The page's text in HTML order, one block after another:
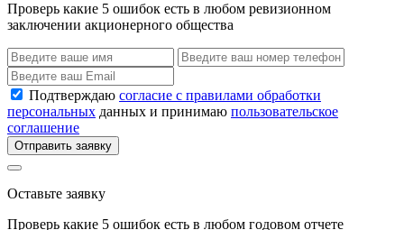
Проверь какие 5 ошибок есть в любом ревизионном
заключении акционерного общества
Подтверждаю согласие с правилами обработки
персональных данных и принимаю пользовательское
соглашение
Отправить заявку
Оставьте заявку
Проверь какие 5 ошибок есть в любом годовом отчете